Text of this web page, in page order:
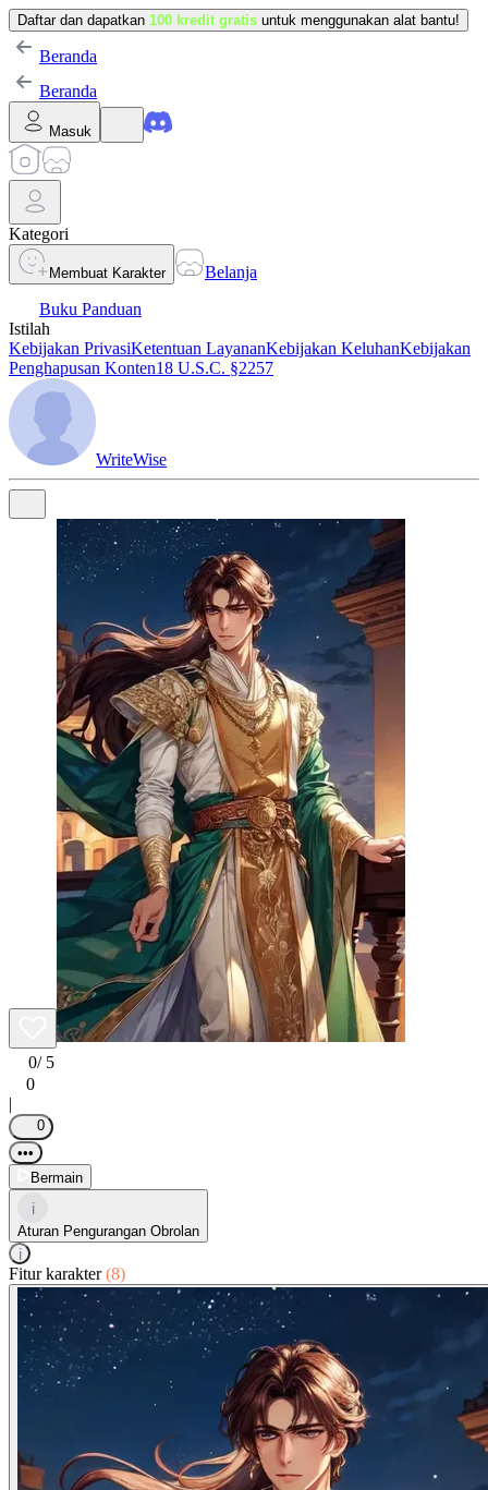
Daftar dan dapatkan 100 kredit gratis untuk menggunakan alat bantu!
Beranda
Beranda
Masuk
Kategori
Membuat Karakter
Belanja
Buku Panduan
Istilah
Kebijakan PrivasiKetentuan LayananKebijakan KeluhanKebijakan
Penghapusan Konten18 U.S.C. §2257
WriteWise
0/ 5
0
|
0
•••
Bermain
i
Aturan Pengurangan Obrolan
i
Fitur karakter(8)